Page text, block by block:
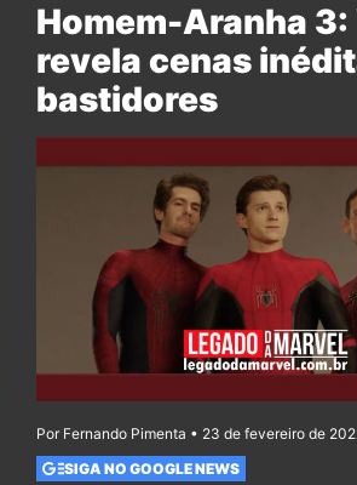
Homem-Aranha
revela cenas
bastidores
Por Fernando Pimenta • 23 de fevereiro de
SIGA NO GOOGLE NEWS